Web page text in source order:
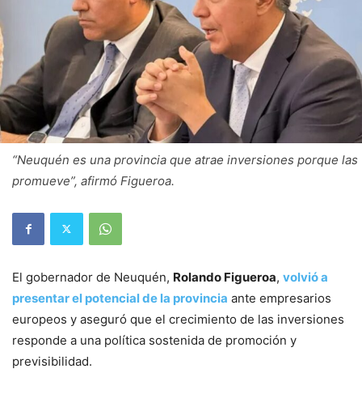
“Neuquén es una provincia que atrae inversiones porque las
promueve”, afirmó Figueroa.
El gobernador de Neuquén, Rolando Figueroa, volvió a
presentar el potencial de la provincia ante empresarios
europeos y aseguró que el crecimiento de las inversiones
responde a una política sostenida de promoción y
previsibilidad.